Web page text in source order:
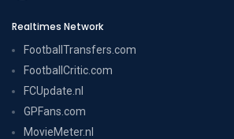
Realtimes Network
FootballTransfers.com
FootballCritic.com
FCUpdate.nl
GPFans.com
MovieMeter.nl